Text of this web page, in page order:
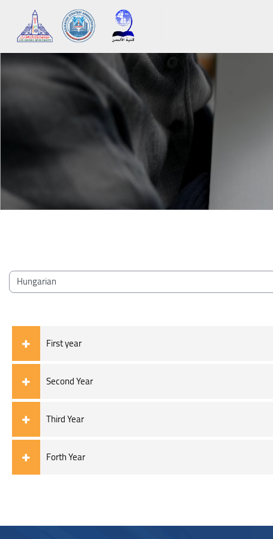
블록
강좌 범주
First year
Second Year
Third Year
Forth Year
블록